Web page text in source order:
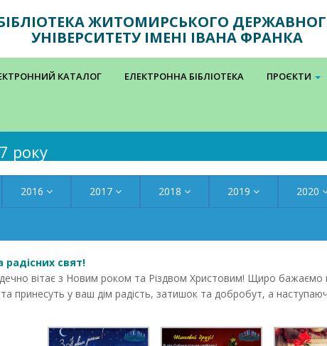
ЖИТОМИРСЬКОГО
УНІВЕРСИТЕТУ ІМЕНІ ІВАНА ФРАНКА
КАТАЛОГ ЕЛЕКТРОННА БІБЛІОТЕКА ПРОЄКТИ
року
2016 2017 2018 2019 2020
свят!
вітає з Новим роком та Різдвом Христовим! Щиро бажаємо
принесуть у ваш дім радість, затишок та добробут, а